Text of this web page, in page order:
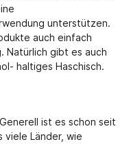
unterstützen.
auch einfach
Natürlich gibt es auch
haltiges Haschisch.
ist es schon seit
viele Länder, wie